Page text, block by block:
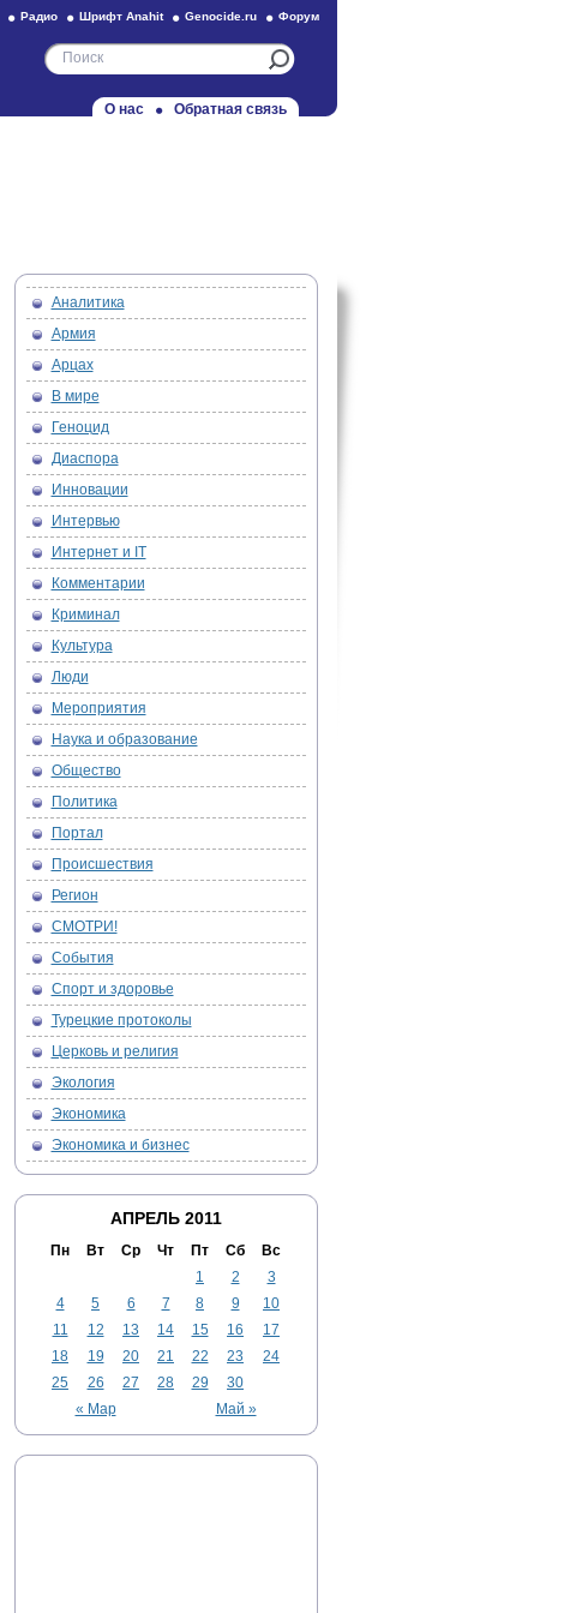
Радио Шрифт Anahit Genocide.ru Форум
О нас Обратная связь
Аналитика
Армия
Арцах
В мире
Геноцид
Диаспора
Инновации
Интервью
Интернет и IT
Комментарии
Криминал
Культура
Люди
Мероприятия
Наука и образование
Общество
Политика
Портал
Происшествия
Регион
СМОТРИ!
События
Спорт и здоровье
Турецкие протоколы
Церковь и религия
Экология
Экономика
Экономика и бизнес
АПРЕЛЬ 2011
Пн Вт Ср Чт Пт Сб Вс
« Мар Май »
1 2
3
4
5 6 7 8 9
10
11
12 13 14 15 16
17
18
19 20 21 22 23
24
25
26 27 28 29 30